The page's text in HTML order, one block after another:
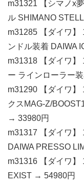
m31321 【シマノx
ル SHIMANO
m31285 【ダイワ】
ンドル装着 DAIWA
m31318 【ダイワ】
ー ラインローラー
m31290 【ダイワ】
クスMAG-Z/
→ 33980円
m31317 【ダイワ】
DAIWA PRESSO
m31316 【ダイワ】
EXIST → 54980円